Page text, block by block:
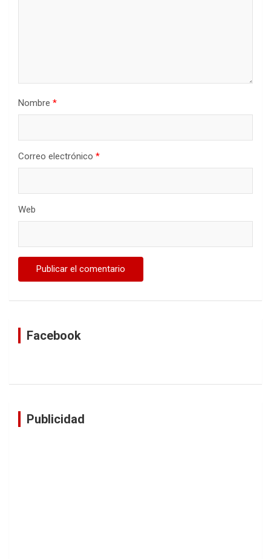
Nombre *
Correo electrónico *
Web
Facebook
Publicidad